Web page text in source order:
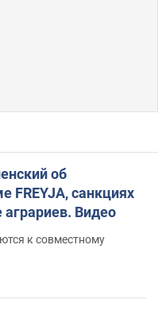
об
FREYJA, санкциях
Видео
к совместному